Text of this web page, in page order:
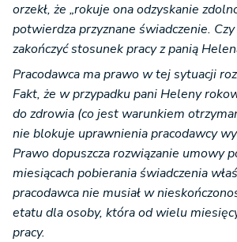
orzekł, że „rokuje ona odzyskanie
potwierdza przyznane świadczenie.
zakończyć stosunek pracy z panią
Pracodawca ma prawo w tej sytuacji
Fakt, że w przypadku pani Heleny
do zdrowia (co jest warunkiem
nie blokuje uprawnienia pracodawcy
Prawo dopuszcza rozwiązanie umowy
miesiącach pobierania świadczenia
pracodawca nie musiał w
etatu dla osoby, która od wielu
pracy.